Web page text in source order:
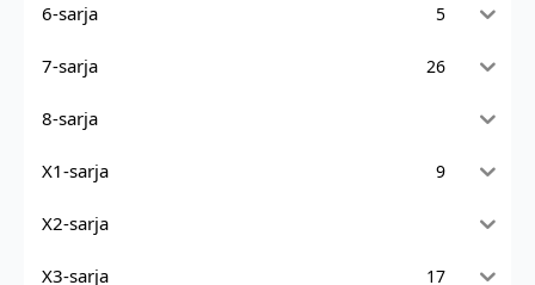
6-sarja 5
7-sarja 26
8-sarja
X1-sarja 9
X2-sarja
X3-sarja 17